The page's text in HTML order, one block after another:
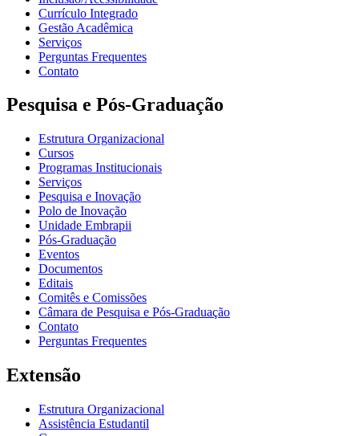
Currículo Integrado
Gestão Acadêmica
Serviços
Perguntas Frequentes
Contato
Pesquisa e Pós-Graduação
Estrutura Organizacional
Cursos
Programas Institucionais
Serviços
Pesquisa e Inovação
Polo de Inovação
Unidade Embrapii
Pós-Graduação
Eventos
Documentos
Editais
Comitês e Comissões
Câmara de Pesquisa e Pós-Graduação
Contato
Perguntas Frequentes
Extensão
Estrutura Organizacional
Assistência Estudantil